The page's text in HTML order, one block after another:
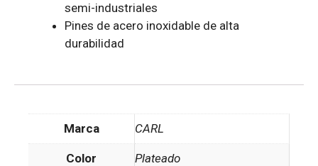
semi-industriales
Pines de acero inoxidable de alta
durabilidad
Marca CARL
Color Plateado